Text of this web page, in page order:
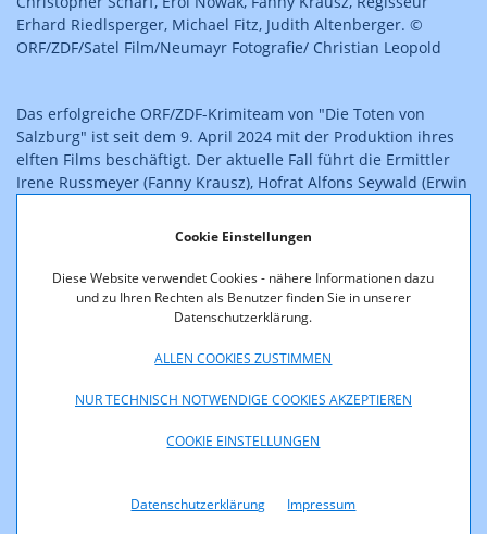
Cookie Einstellungen
Diese Website verwendet Cookies - nähere Informationen dazu
und zu Ihren Rechten als Benutzer finden Sie in unserer
Datenschutzerklärung.
ALLEN COOKIES ZUSTIMMEN
NUR TECHNISCH NOTWENDIGE COOKIES AKZEPTIEREN
COOKIE EINSTELLUNGEN
Datenschutzerklärung Impressum
Erhard Riedlsperger, Michael Fitz, Judith Altenberger. ©
ORF/ZDF/Satel Film/Neumayr Fotografie/ Christian Leopold
Das erfolgreiche ORF/ZDF-Krimiteam von "Die Toten von
Salzburg" ist seit dem 9. April 2024 mit der Produktion ihres
elften Films beschäftigt. Der aktuelle Fall führt die Ermittler
Irene Russmeyer (Fanny Krausz), Hofrat Alfons Seywald (Erwin
mitten in die Immobilienszene und ein Korruptionsgeflecht.
Im Fokus: Der mysteriöse Tod einer ambitionierten Maklerin
und die dunkle Vergangenheit eines Immobilientycoons.
Noelle Imlauer, gespielt von Laura Euler-Rolle, wird tot
Immobilientycoon Francis Zeferer (Christopher Schärf). Ein
(Judith Altenberger) löst eine Reihe von Ereignissen aus, die
auf eine tiefgreifende Korruption in der Branche hindeuten.